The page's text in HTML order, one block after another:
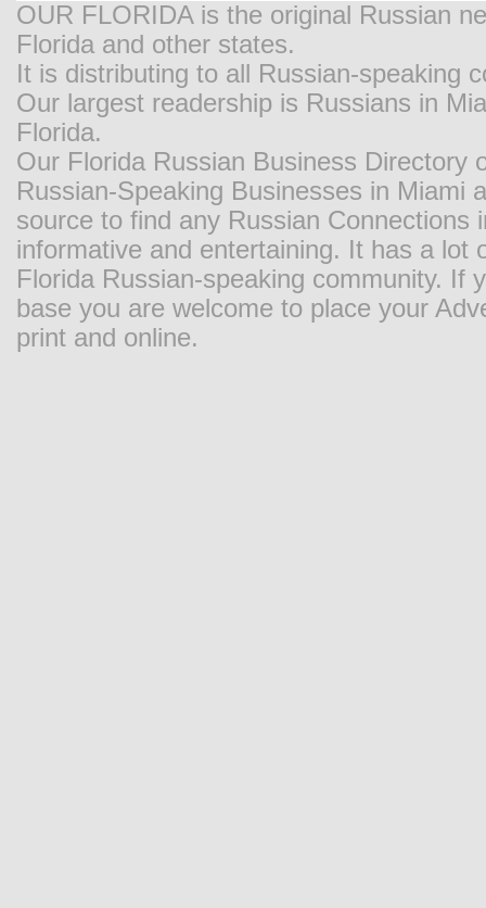
OUR FLORIDA is the original Russian
Florida and other states.
It is distributing to all Russian-speaking
Our largest readership is Russians in
Florida.
Our Florida Russian Business Directory
Russian-Speaking Businesses in Miami
source to find any Russian
informative and entertaining. It has a
Florida Russian-speaking community. If
base you are welcome to place your
print and online.